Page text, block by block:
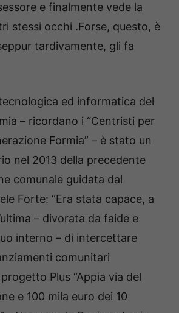
e finalmente vede la
stessi occhi .Forse, questo, è
tardivamente, gli fa
ed informatica del
– ricordano i “Centristi per
Formia” – è stato un
nel 2013 della precedente
comunale guidata dal
Forte: “Era stata capace, a
– divorata da faide e
interno – di intercettare
comunitari
Plus “Appia via del
e 100 mila euro dei 10